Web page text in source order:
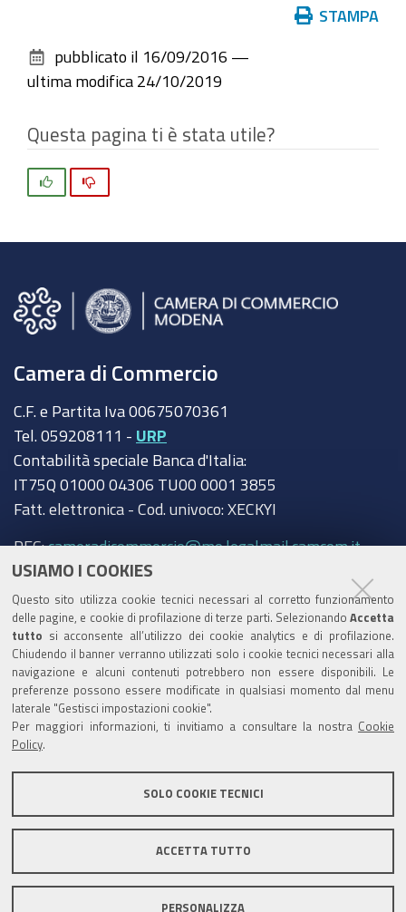
USIAMO I COOKIES
Questo sito utilizza cookie tecnici necessari al corretto funzionamento
delle pagine, e cookie di profilazione di terze parti. Selezionando Accetta
tutto si acconsente all’utilizzo dei cookie analytics e di profilazione.
Chiudendo il banner verranno utilizzati solo i cookie tecnici necessari alla
navigazione e alcuni contenuti potrebbero non essere disponibili. Le
preferenze possono essere modificate in qualsiasi momento dal menu
laterale "Gestisci impostazioni cookie".
Per maggiori informazioni, ti invitiamo a consultare la nostra Cookie
Policy
SOLO COOKIE TECNICI
ACCETTA TUTTO
PERSONALIZZA
documento
STAMPA
pubblicato il 16/09/2016 —
ultima modifica 24/10/2019
Questa pagina ti è stata utile?
Camera di Commercio
C.F. e Partita Iva 00675070361
Tel. 059208111 - URP
Contabilità speciale Banca d'Italia:
IT75Q 01000 04306 TU00 0001 3855
Fatt. elettronica - Cod. univoco: XECKYI
PEC:cameradicommercio@mo.legalmail.camcom.it
Amministrazione trasparente
Albo Camerale
Pubblicità Legale
Area riservata Amministratori
Informativa generale
Informative privacy
Accessibilità
Note legali